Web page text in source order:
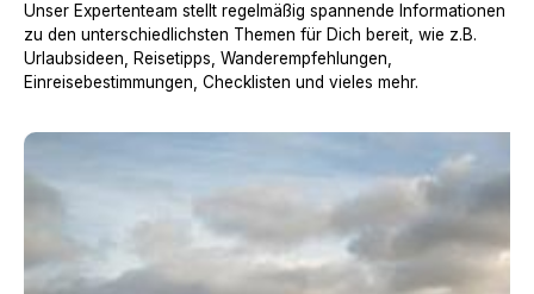
Unser Expertenteam stellt regelmäßig spannende Informationen
zu den unterschiedlichsten Themen für Dich bereit, wie z.B.
Urlaubsideen, Reisetipps, Wanderempfehlungen,
Einreisebestimmungen, Checklisten und vieles mehr.
Urlaub mit Hund in Frankreich